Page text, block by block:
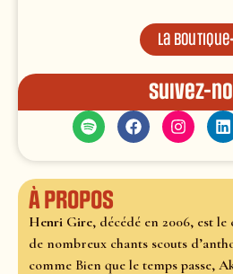
La boutique
Suivez-
À propos
Henri Gire, décédé en 2006, est
de nombreux chants scouts
comme Bien que le temps passe,